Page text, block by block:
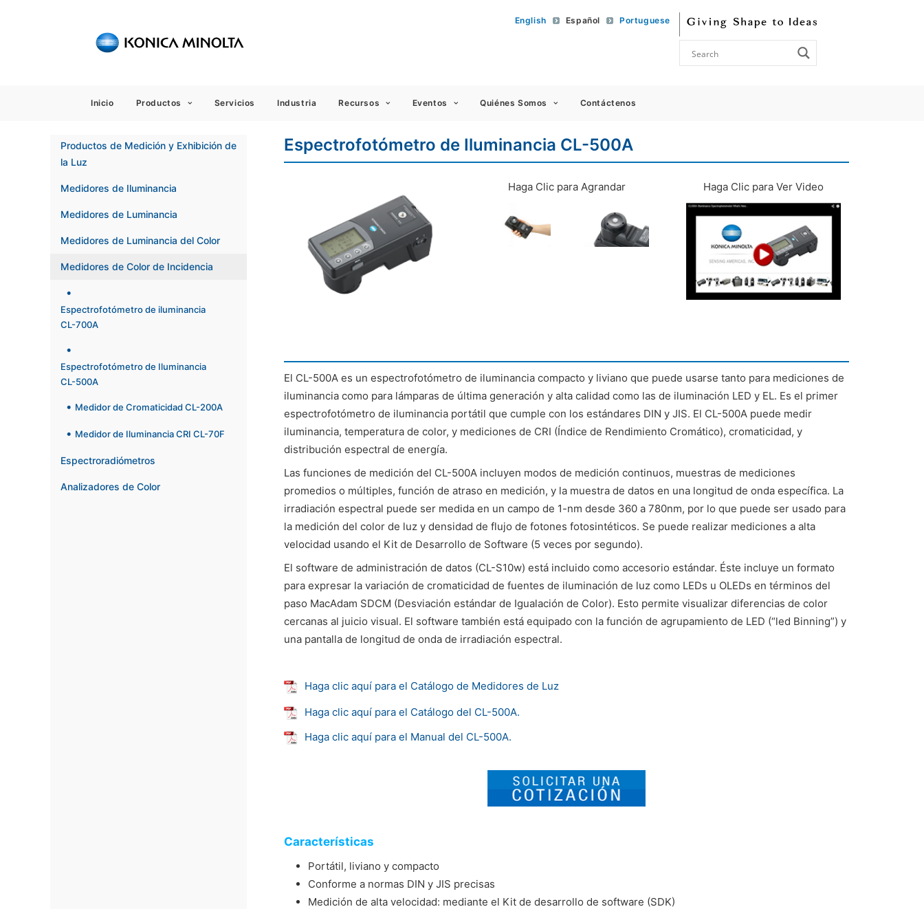
English Español Portuguese
Inicio Productos Servicios Industria Recursos Eventos Quiénes Somos Contáctenos
Productos de Medición y Exhibición de
la Luz
Medidores de Iluminancia
Medidores de Luminancia
Medidores de Luminancia del Color
Medidores de Color de Incidencia
Espectrofotómetro de iluminancia
CL-700A
Espectrofotómetro de Iluminancia
CL-500A
Medidor de Cromaticidad CL-200A
Medidor de Iluminancia CRI CL-70F
Espectroradiómetros
Analizadores de Color
Espectrofotómetro de Iluminancia CL-500A
Haga Clic para Agrandar Haga Clic para Ver Video
El CL-500A es un espectrofotómetro de iluminancia compacto y liviano que puede usarse tanto para mediciones de
iluminancia como para lámparas de última generación y alta calidad como las de iluminación LED y EL. Es el primer
espectrofotómetro de iluminancia portátil que cumple con los estándares DIN y JIS. El CL-500A puede medir
iluminancia, temperatura de color, y mediciones de CRI (Índice de Rendimiento Cromático), cromaticidad, y
distribución espectral de energía.
Las funciones de medición del CL-500A incluyen modos de medición continuos, muestras de mediciones
promedios o múltiples, función de atraso en medición, y la muestra de datos en una longitud de onda específica. La
irradiación espectral puede ser medida en un campo de 1-nm desde 360 a 780nm, por lo que puede ser usado para
la medición del color de luz y densidad de flujo de fotones fotosintéticos. Se puede realizar mediciones a alta
velocidad usando el Kit de Desarrollo de Software (5 veces por segundo).
El software de administración de datos (CL-S10w) está incluido como accesorio estándar. Éste incluye un formato
para expresar la variación de cromaticidad de fuentes de iluminación de luz como LEDs u OLEDs en términos del
paso MacAdam SDCM (Desviación estándar de Igualación de Color). Esto permite visualizar diferencias de color
cercanas al juicio visual. El software también está equipado con la función de agrupamiento de LED (“led Binning”) y
una pantalla de longitud de onda de irradiación espectral.
Haga clic aquí para el Catálogo de Medidores de Luz
Haga clic aquí para el Catálogo del CL-500A.
Haga clic aquí para el Manual del CL-500A.
Características
Portátil, liviano y compacto
Conforme a normas DIN y JIS precisas
Medición de alta velocidad: mediante el Kit de desarrollo de software (SDK)